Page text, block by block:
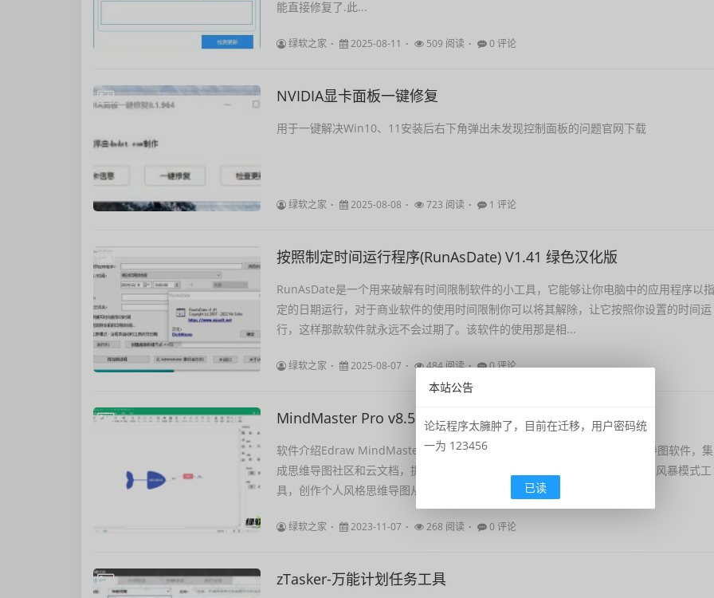
能直接修复了.此...
绿软之家 2025-08-11 509 阅读 0 评论
NVIDIA显卡面板一键修复
用于一键解决Win10、11安装后右下角弹出未发现控制面板的问题官网下载
绿软之家 2025-08-08 723 阅读 1 评论
按照制定时间运行程序(RunAsDate) V1.41 绿色汉化版
RunAsDate是一个用来破解有时间限制软件的小工具，它能够让你电脑中的应用程序以指
定的日期运行，对于商业软件的使用时间限制你可以将其解除，让它按照你设置的时间运
行，这样那款软件就永远不会过期了。该软件的使用那是相...
绿软之家 2025-08-07 484 阅读 0 评论
MindMaster Pro v8.5.1.124免激活中文绿色版
软件介绍Edraw MindMaster（亿图软件）是一款支持多终端跨平台的思维导图软件，集
成思维导图社区和云文档，提供海量模板和主题样式，含预设例子演示和头脑风暴模式工
具，创作个人风格思维导图从未如此简单。软件截图...
绿软之家 2023-11-07 268 阅读 0 评论
zTasker-万能计划任务工具
本站公告
论坛程序太臃肿了，目前在迁移，用户密码统
一为 123456
已读